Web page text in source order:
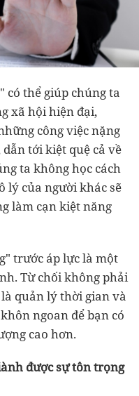
có thể giúp chúng ta
xã hội hiện đại,
công việc nặng
tới kiệt quệ cả về
ta không học cách
lý của người khác sẽ
làm cạn kiệt năng
trước áp lực là một
Từ chối không phải
quản lý thời gian và
ngoan để bạn có
cao hơn.
được sự tôn trọng